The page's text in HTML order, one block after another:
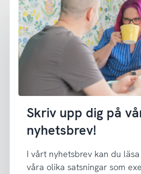
Skriv upp dig på
nyhetsbrev!
I vårt nyhetsbrev kan du
våra olika satsningar som